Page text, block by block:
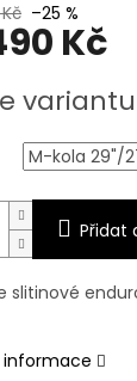
–25 %
Kč
variantu
Přidat
slitinové
informace